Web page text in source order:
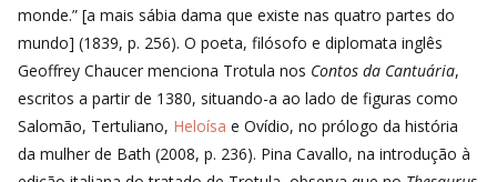
monde.” [a mais sábia dama que existe nas quatro partes do
mundo] (1839, p. 256). O poeta, filósofo e diplomata inglês
Geoffrey Chaucer menciona Trotula nos Contos da Cantuária,
escritos a partir de 1380, situando-a ao lado de figuras como
Salomão, Tertuliano, Heloísa e Ovídio, no prólogo da história
da mulher de Bath (2008, p. 236). Pina Cavallo, na introdução à